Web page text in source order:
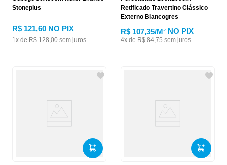
Stoneplus
R$ 121,60 NO PIX
1x de R$ 128,00 sem juros
Retificado Travertino Clássico
Externo Biancogres
R$ 107,35/M² NO PIX
4x de R$ 84,75 sem juros